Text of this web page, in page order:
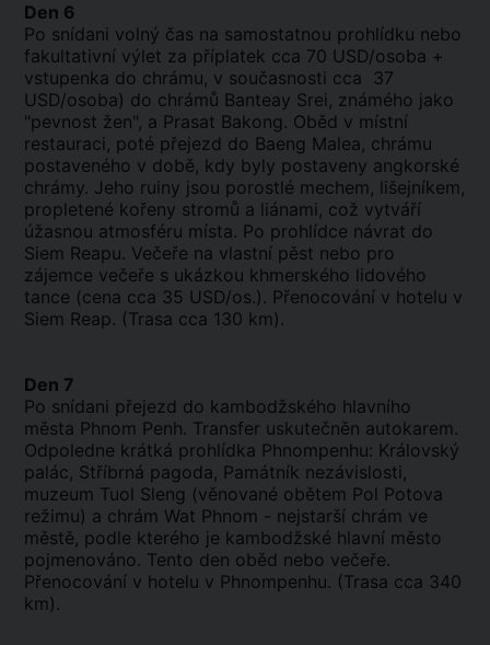
Den 6
Po snídani volný čas na samostatnou prohlídku nebo
fakultativní výlet za příplatek cca 70 USD/osoba +
vstupenka do chrámu, v současnosti cca 37
USD/osoba) do chrámů Banteay Srei, známého jako
"pevnost žen", a Prasat Bakong. Oběd v místní
restauraci, poté přejezd do Baeng Malea, chrámu
postaveného v době, kdy byly postaveny angkorské
chrámy. Jeho ruiny jsou porostlé mechem, lišejníkem,
propletené kořeny stromů a liánami, což vytváří
úžasnou atmosféru místa. Po prohlídce návrat do
Siem Reapu. Večeře na vlastní pěst nebo pro
zájemce večeře s ukázkou khmerského lidového
tance (cena cca 35 USD/os.). Přenocování v hotelu v
Siem Reap. (Trasa cca 130 km).
Den 7
Po snídani přejezd do kambodžského hlavního
města Phnom Penh. Transfer uskutečněn autokarem.
Odpoledne krátká prohlídka Phnompenhu: Královský
palác, Stříbrná pagoda, Památník nezávislosti,
muzeum Tuol Sleng (věnované obětem Pol Potova
režimu) a chrám Wat Phnom - nejstarší chrám ve
městě, podle kterého je kambodžské hlavní město
pojmenováno. Tento den oběd nebo večeře.
Přenocování v hotelu v Phnompenhu. (Trasa cca 340
km).